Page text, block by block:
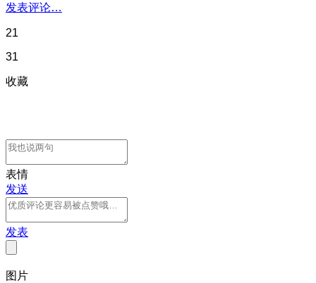
发表评论…
21
31
收藏
表情
发送
发表
图片